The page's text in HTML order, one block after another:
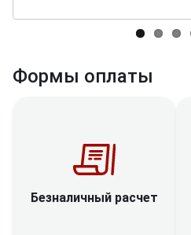
Формы оплаты
Безналичный расчет